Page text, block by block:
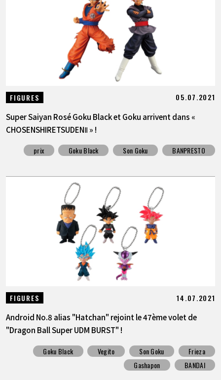
À PROPOS
EN DE
FIGURES 05.07.2021
Super Saiyan Rosé Goku Black et Goku arrivent dans «
CHOSENSHIRETSUDENⅡ » !
prix Goku Black Son Goku BANPRESTO
FIGURES 14.07.2021
Android No.8 alias "Hatchan" rejoint le 47ème volet de
"Dragon Ball Super UDM BURST" !
Goku Black Vegito Son Goku
Frieza
Gashapon
BANDAI